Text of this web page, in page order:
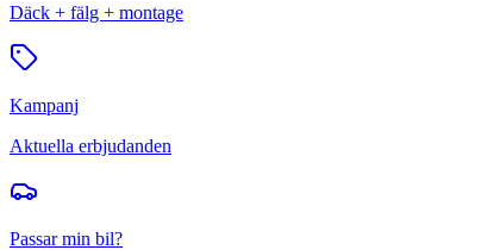
Däck + fälg + montage
Kampanj
Aktuella erbjudanden
Passar min bil?